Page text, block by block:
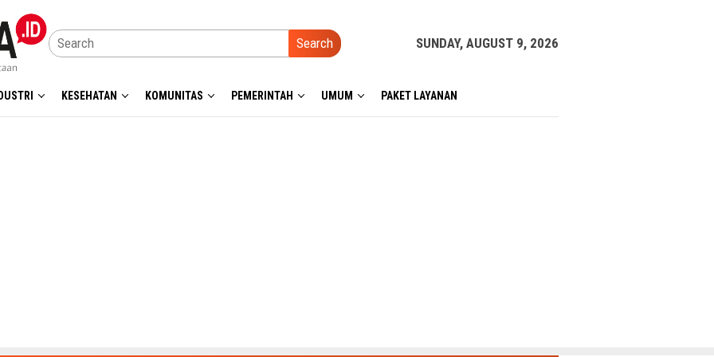
Search SUNDAY, AUGUST 9, 2026
KESEHATAN KOMUNITAS PEMERINTAH UMUM PAKET LAYANAN